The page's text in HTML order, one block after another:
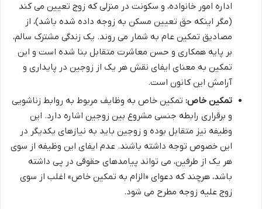
اداره امور خانواده، و سکونت در منزلی که زوج تعیین می کند
(مگر اینکه حق تعیین مسکن به زوجه داده شده باشد)، از
مصادیق تمکین عام به شمار می روند. یک زندگی مشترک سالم،
بر پایه همکاری و حسن معاشرت متقابل بنا شده است و این
تمکین به معنای ایفای نقش هر یک از زوجین در پایداری و
آرامش این کانون است.
تمکین خاص: تمکین خاص به وظایف مربوط به روابط زناشویی
و برقراری رابطه جنسی مشروع بین زوجین اشاره دارد. این
وظیفه نیز متقابل بوده و زوجین باید به نیازهای یکدیگر در
این خصوص توجه داشته باشند. عدم ایفای این وظیفه از سوی
هر یک از طرفین، می تواند پیامدهای حقوقی در پی داشته
باشد، هرچند که دعوای «الزام به تمکین خاص» اغلب از سوی
زوج علیه زوجه مطرح می شود.